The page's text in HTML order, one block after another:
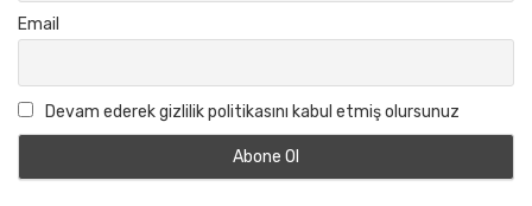
Email
Devam ederek gizlilik politikasını kabul etmiş olursunuz